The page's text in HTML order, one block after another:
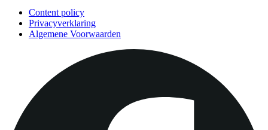
Content policy
Privacyverklaring
Algemene Voorwaarden